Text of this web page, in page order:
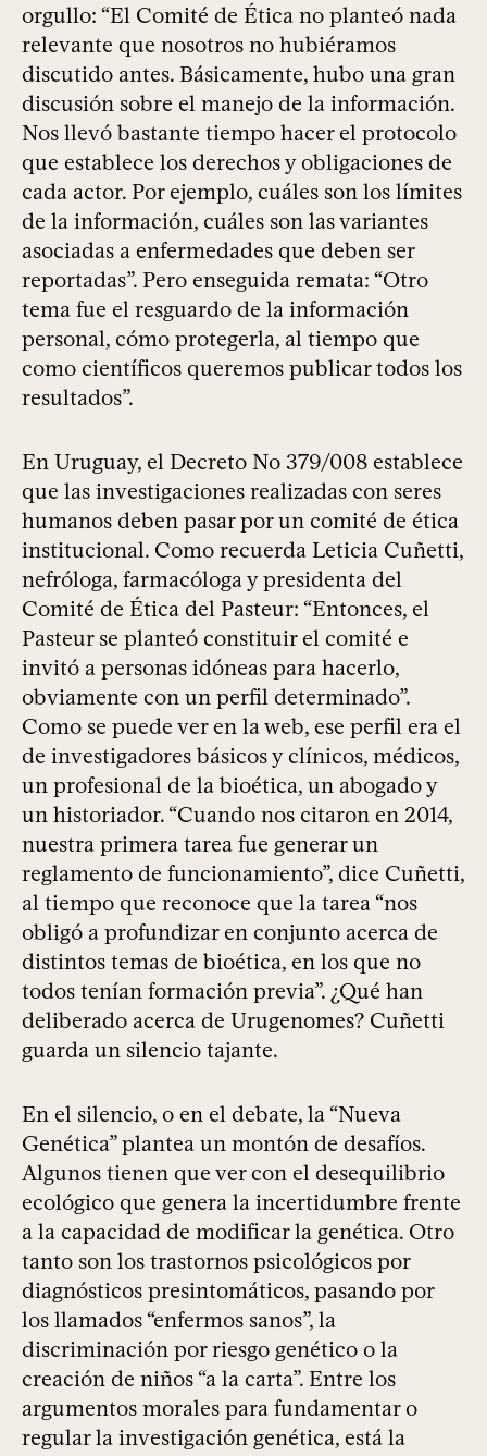
orgullo: “El Comité de Ética no planteó nada
relevante que nosotros no hubiéramos
discutido antes. Básicamente, hubo una gran
discusión sobre el manejo de la información.
Nos llevó bastante tiempo hacer el protocolo
que establece los derechos y obligaciones de
cada actor. Por ejemplo, cuáles son los límites
de la información, cuáles son las variantes
asociadas a enfermedades que deben ser
reportadas”. Pero enseguida remata: “Otro
tema fue el resguardo de la información
personal, cómo protegerla, al tiempo que
como científicos queremos publicar todos los
resultados”.
En Uruguay, el Decreto No 379/008 establece
que las investigaciones realizadas con seres
humanos deben pasar por un comité de ética
institucional. Como recuerda Leticia Cuñetti,
nefróloga, farmacóloga y presidenta del
Comité de Ética del Pasteur: “Entonces, el
Pasteur se planteó constituir el comité e
invitó a personas idóneas para hacerlo,
obviamente con un perfil determinado”.
Como se puede ver en la web, ese perfil era el
de investigadores básicos y clínicos, médicos,
un profesional de la bioética, un abogado y
un historiador. “Cuando nos citaron en 2014,
nuestra primera tarea fue generar un
reglamento de funcionamiento”, dice Cuñetti,
al tiempo que reconoce que la tarea “nos
obligó a profundizar en conjunto acerca de
distintos temas de bioética, en los que no
todos tenían formación previa”. ¿Qué han
deliberado acerca de Urugenomes? Cuñetti
guarda un silencio tajante.
En el silencio, o en el debate, la “Nueva
Genética” plantea un montón de desafíos.
Algunos tienen que ver con el desequilibrio
ecológico que genera la incertidumbre frente
a la capacidad de modificar la genética. Otro
tanto son los trastornos psicológicos por
diagnósticos presintomáticos, pasando por
los llamados “enfermos sanos”, la
discriminación por riesgo genético o la
creación de niños “a la carta”. Entre los
argumentos morales para fundamentar o
regular la investigación genética, está la